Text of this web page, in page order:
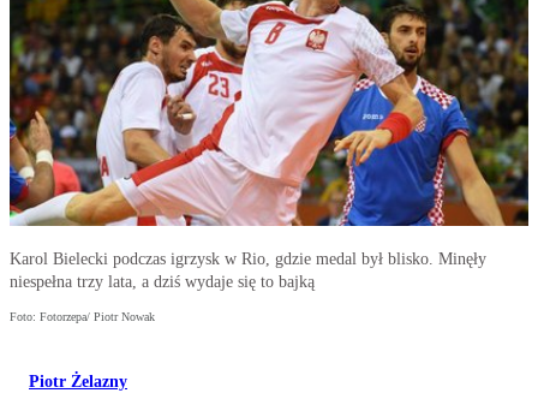
Karol Bielecki podczas igrzysk w Rio, gdzie medal był blisko. Minęły
niespełna trzy lata, a dziś wydaje się to bajką
Foto: Fotorzepa/ Piotr Nowak
Piotr Żelazny